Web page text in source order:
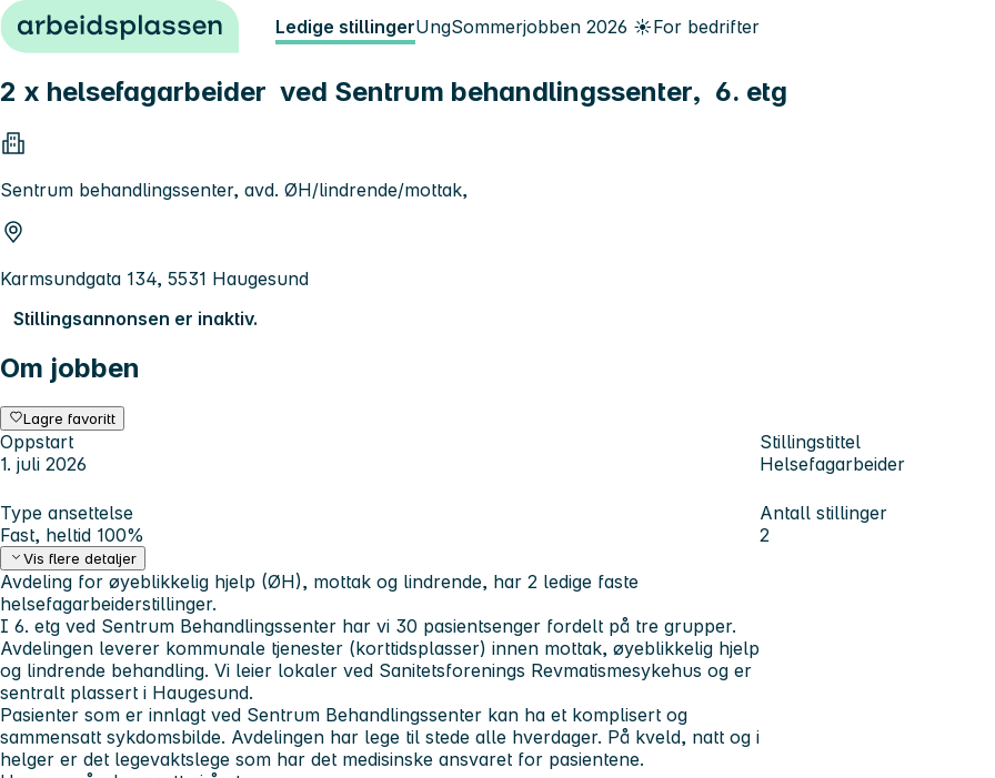
Hopp til innhold Ledige stillingerUngSommerjobben 2026 ☀️For bedrifter
2 x helsefagarbeider ved Sentrum behandlingssenter, 6. etg
Sentrum behandlingssenter, avd. ØH/lindrende/mottak,
Karmsundgata 134, 5531 Haugesund
Stillingsannonsen er inaktiv.
Om jobben
Lagre favoritt
Oppstart
1. juli 2026
Stillingstittel
Helsefagarbeider
Type ansettelse
Fast, heltid 100%
Antall stillinger
2
Vis flere detaljer
Avdeling for øyeblikkelig hjelp (ØH), mottak og lindrende, har 2 ledige faste
helsefagarbeiderstillinger.
I 6. etg ved Sentrum Behandlingssenter har vi 30 pasientsenger fordelt på tre grupper.
Avdelingen leverer kommunale tjenester (korttidsplasser) innen mottak, øyeblikkelig hjelp
og lindrende behandling. Vi leier lokaler ved Sanitetsforenings Revmatismesykehus og er
sentralt plassert i Haugesund.
Pasienter som er innlagt ved Sentrum Behandlingssenter kan ha et komplisert og
sammensatt sykdomsbilde. Avdelingen har lege til stede alle hverdager. På kveld, natt og i
helger er det legevaktslege som har det medisinske ansvaret for pasientene.